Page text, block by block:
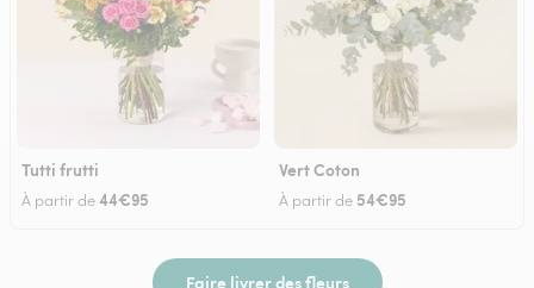
Tutti frutti
À partir de44€95
Vert Coton
À partir de 54€95
Faire livrer des fleurs